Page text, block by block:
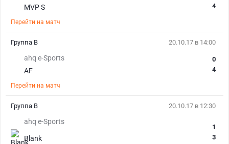
MVP S
4
Перейти на матч
20.10.17 в 14:00
ahq e-Sports
AF
0
4
Перейти на матч
Группа B
20.10.17 в 12:30
ahq e-Sports
Blank
1
3
Группа B